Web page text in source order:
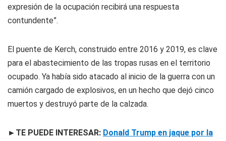
expresión de la ocupación recibirá una respuesta
contundente”.
El puente de Kerch, construido entre 2016 y 2019, es clave
para el abastecimiento de las tropas rusas en el territorio
ocupado. Ya había sido atacado al inicio de la guerra con un
camión cargado de explosivos, en un hecho que dejó cinco
muertos y destruyó parte de la calzada.
►TE PUEDE INTERESAR: Donald Trump en jaque por la